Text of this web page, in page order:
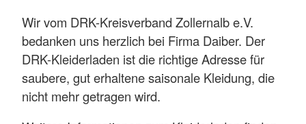
Wir vom DRK-Kreisverband Zollernalb e.V.
bedanken uns herzlich bei Firma Daiber. Der
DRK-Kleiderladen ist die richtige Adresse für
saubere, gut erhaltene saisonale Kleidung, die
nicht mehr getragen wird.